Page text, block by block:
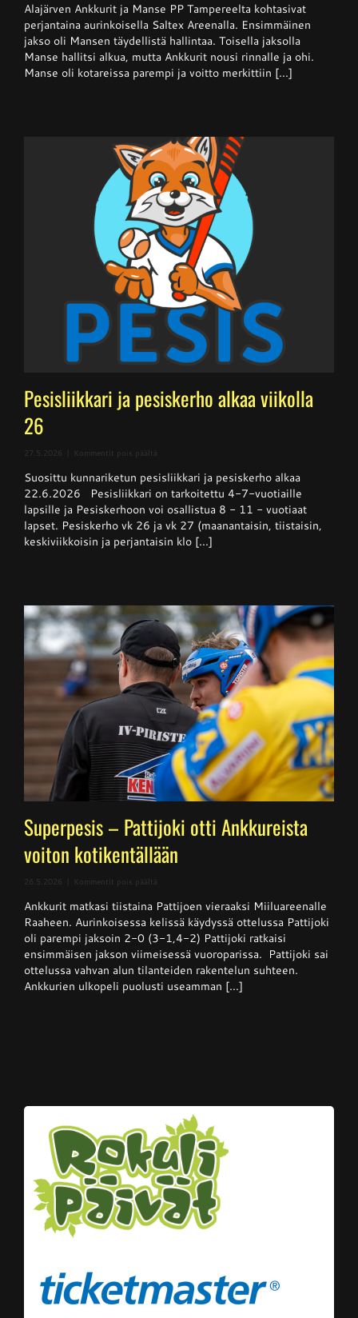
–
Ankkurit
nappasi
pisteen
hallitsevalta
mestarilta
Alajärven Ankkurit ja Manse PP Tampereelta kohtasivat
perjantaina aurinkoisella Saltex Areenalla. Ensimmäinen
jakso oli Mansen täydellistä hallintaa. Toisella jaksolla
Manse hallitsi alkua, mutta Ankkurit nousi rinnalle ja ohi.
Manse oli kotareissa parempi ja voitto merkittiin [...]
Pesisliikkari ja pesiskerho alkaa viikolla
26
27.5.2026 Kommentit pois päältä
ja
pesiskerho
alkaa
viikolla
26
Suosittu kunnariketun pesisliikkari ja pesiskerho alkaa
22.6.2026 Pesisliikkari on tarkoitettu 4-7-vuotiaille
lapsille ja Pesiskerhoon voi osallistua 8 - 11 - vuotiaat
lapset. Pesiskerho vk 26 ja vk 27 (maanantaisin, tiistaisin,
keskiviikkoisin ja perjantaisin klo [...]
Superpesis – Pattijoki otti Ankkureista
voiton kotikentällään
26.5.2026 Kommentit pois päältä
–
Pattijoki
otti
Ankkureista
voiton
kotikentällään
Ankkurit matkasi tiistaina Pattijoen vieraaksi Miiluareenalle
Raaheen. Aurinkoisessa kelissä käydyssä ottelussa Pattijoki
oli parempi jaksoin 2-0 (3-1,4-2) Pattijoki ratkaisi
ensimmäisen jakson viimeisessä vuoroparissa. Pattijoki sai
ottelussa vahvan alun tilanteiden rakentelun suhteen.
Ankkurien ulkopeli puolusti useamman [...]